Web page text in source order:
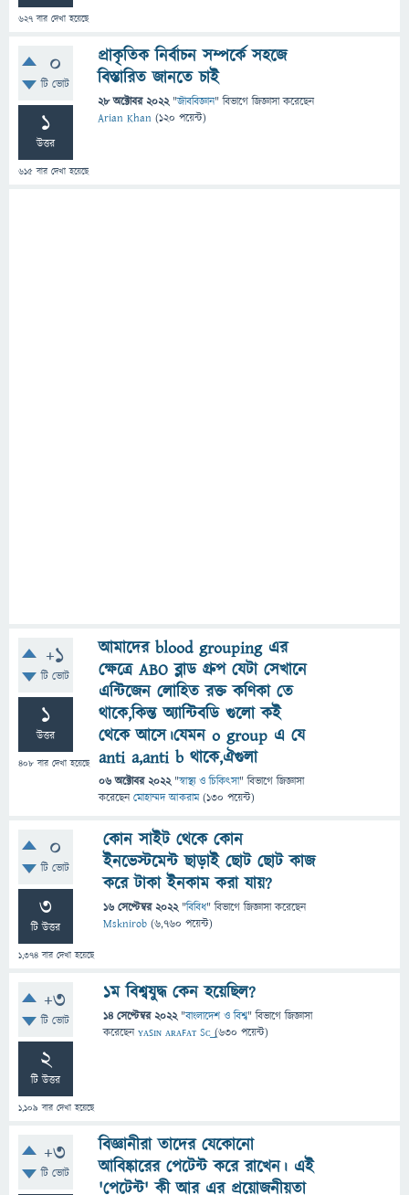
627 বার দেখা হয়েছে
0
টি ভোট
1
উত্তর
615 বার দেখা হয়েছে
প্রাকৃতিক নির্বাচন সম্পর্কে সহজে
বিস্তারিত জানতে চাই
28 অক্টোবর 2022 "জীববিজ্ঞান" বিভাগে জিজ্ঞাসাকরেছেন
Arian Khan (120 পয়েন্ট)
+1
টি ভোট
1
উত্তর
408 বার দেখা হয়েছে
আমাদের blood grouping এর
ক্ষেত্রে ABO ব্লাড গ্রুপ যেটা সেখানে
এন্টিজেন লোহিত রক্ত কণিকা তে
থাকে,কিন্ত অ্যান্টিবডি গুলো কই
থেকে আসে।যেমন o group এ যে
anti a,anti b থাকে,ঐগুলা
06 অক্টোবর 2022 "স্বাস্থ্য ও চিকিৎসা" বিভাগে জিজ্ঞাসা
করেছেনমোহাম্মদ আকরাম (130 পয়েন্ট)
0
টি ভোট
3
টি উত্তর
1,374 বার দেখা হয়েছে
কোন সাইট থেকে কোন
ইনভেস্টমেন্ট ছাড়াই ছোট ছোট কাজ
করে টাকা ইনকাম করা যায়?
16 সেপ্টেম্বর 2022 "বিবিধ" বিভাগে জিজ্ঞাসাকরেছেন
Msknirob (6,760 পয়েন্ট)
+3
টি ভোট
2
টি উত্তর
1,109 বার দেখা হয়েছে
১ম বিশ্বযুদ্ধ কেন হয়েছিল?
14 সেপ্টেম্বর 2022 "বাংলাদেশ ও বিশ্ব" বিভাগে জিজ্ঞাসা
করেছেনʏᴀꜱɪɴ ᴀʀᴀꜰᴀᴛ Sᴄ͢͢͢ (630 পয়েন্ট)
+3
টি ভোট
বিজ্ঞানীরা তাদের যেকোনো
আবিষ্কারের পেটেন্ট করে রাখেন। এই
'পেটেন্ট' কী আর এর প্রয়োজনীয়তা